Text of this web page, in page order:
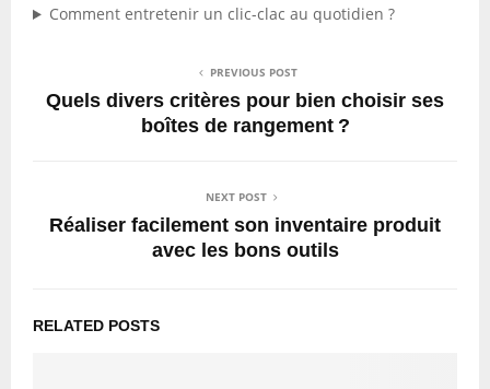
Comment entretenir un clic-clac au quotidien ?
PREVIOUS POST
Quels divers critères pour bien choisir ses
boîtes de rangement ?
NEXT POST
Réaliser facilement son inventaire produit
avec les bons outils
RELATED POSTS